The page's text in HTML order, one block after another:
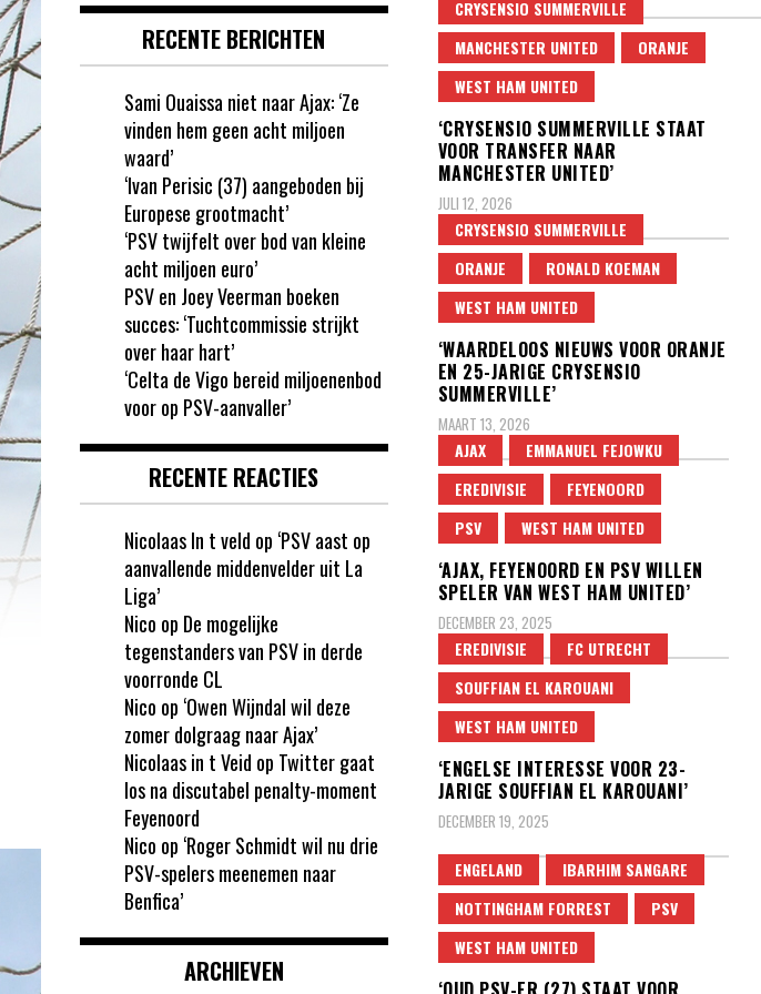
CRYSENSIO SUMMERVILLE
MANCHESTER UNITED
ORANJE
WEST HAM UNITED
‘CRYSENSIO SUMMERVILLE STAAT
VOOR TRANSFER NAAR
MANCHESTER UNITED’
JULI 12, 2026
CRYSENSIO SUMMERVILLE
ORANJE
RONALD KOEMAN
WEST HAM UNITED
‘WAARDELOOS NIEUWS VOOR ORANJE
EN 25-JARIGE CRYSENSIO
SUMMERVILLE’
MAART 13, 2026
AJAX
EMMANUEL FEJOWKU
EREDIVISIE
FEYENOORD
PSV
WEST HAM UNITED
‘AJAX, FEYENOORD EN PSV WILLEN
SPELER VAN WEST HAM UNITED’
DECEMBER 23, 2025
EREDIVISIE
FC UTRECHT
SOUFFIAN EL KAROUANI
WEST HAM UNITED
‘ENGELSE INTERESSE VOOR 23-
JARIGE SOUFFIAN EL KAROUANI’
DECEMBER 19, 2025
ENGELAND
IBARHIM SANGARE
NOTTINGHAM FORREST
PSV
WEST HAM UNITED
RECENTE BERICHTEN
Sami Ouaissa niet naar Ajax: ‘Ze
vinden hem geen acht miljoen
waard’
‘Ivan Perisic (37) aangeboden bij
Europese grootmacht’
‘PSV twijfelt over bod van kleine
acht miljoen euro’
PSV en Joey Veerman boeken
succes: ‘Tuchtcommissie strijkt
over haar hart’
‘Celta de Vigo bereid miljoenenbod
voor op PSV-aanvaller’
RECENTE REACTIES
Nicolaas In t veld op ‘PSV aast op
aanvallende middenvelder uit La
Liga’
Nico op De mogelijke
tegenstanders van PSV in derde
voorronde CL
Nico op ‘Owen Wijndal wil deze
zomer dolgraag naar Ajax’
Nicolaas in t Veid op Twitter gaat
los na discutabel penalty-moment
Feyenoord
Nico op ‘Roger Schmidt wil nu drie
PSV-spelers meenemen naar
Benfica’
ARCHIEVEN